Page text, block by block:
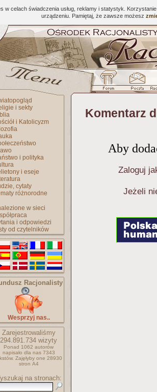
w celach świadczenia usług, reklamy i statystyk.
urządzeniu. Pamiętaj, że zawsze możesz
i sekty
i Katolicyzm
i polityka
i eseje
cytaty
różnorodne
w sieci
i odpowiedzi
od czytelników
Racjonalisty
Wesprzyj nas..
Zarejestrowaliśmy
294.891.734 wizyty
Ponad 1062 autorów
napisało dla nas 7343
Zajęłyby one 28930
stron A4
na stronach:
Komentarz
Aby
Zaloguj
Jeżeli